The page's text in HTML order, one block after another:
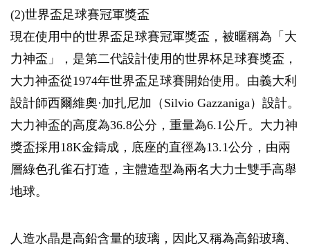
(2)世界盃足球賽冠軍獎盃
現在使用中的世界盃足球賽冠軍獎盃，被暱稱為「大
力神盃」，是第二代設計使用的世界杯足球賽獎盃，
大力神盃從1974年世界盃足球賽開始使用。由義大利
設計師西爾維奧·加扎尼加（Silvio Gazzaniga）設計。
大力神盃的高度為36.8公分，重量為6.1公斤。大力神
獎盃採用18K金鑄成，底座的直徑為13.1公分，由兩
層綠色孔雀石打造，主體造型為兩名大力士雙手高舉
地球。
人造水晶是高鉛含量的玻璃，因此又稱為高鉛玻璃、